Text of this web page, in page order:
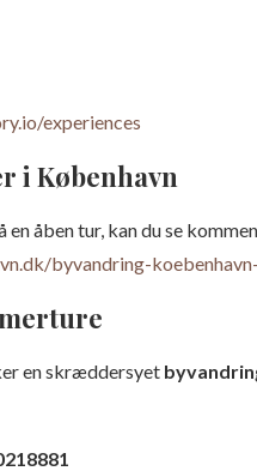
experiences
i København
åben tur, kan du se
byvandring-
en skræddersyet